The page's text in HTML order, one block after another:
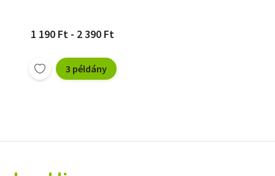
1 190 Ft - 2 390 Ft
3 példány